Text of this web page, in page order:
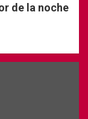
de la noche